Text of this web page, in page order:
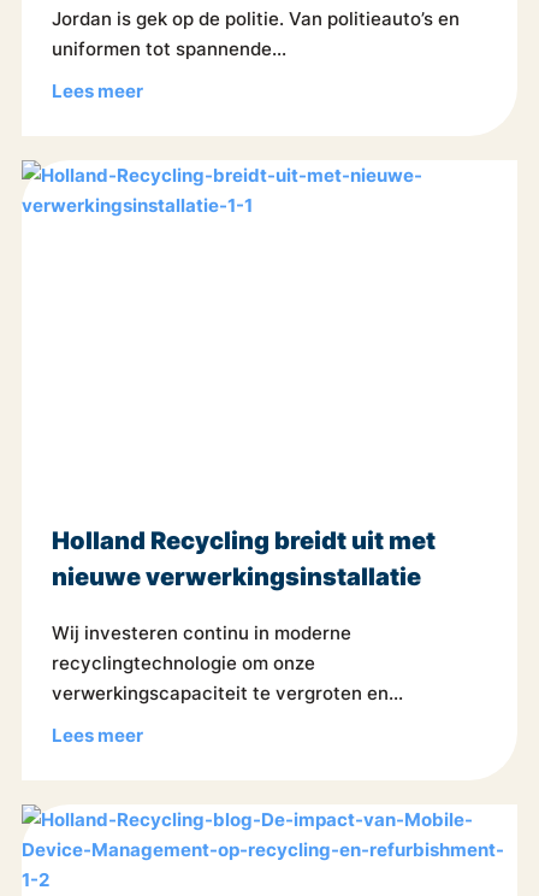
Jordan is gek op de politie. Van politieauto’s en
uniformen tot spannende...
Lees meer
Holland Recycling breidt uit met
nieuwe verwerkings­installatie
Wij investeren continu in moderne
recyclingtechnologie om onze
verwerkingscapaciteit te vergroten en...
Lees meer